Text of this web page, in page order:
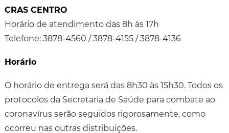
CRAS CENTRO
Horário de atendimento das 8h às 17h
Telefone: 3878-4560 / 3878-4155 / 3878-4136
Horário
O horário de entrega será das 8h30 às 15h30. Todos os
protocolos da Secretaria de Saúde para combate ao
coronavírus serão seguidos rigorosamente, como
ocorreu nas outras distribuições.